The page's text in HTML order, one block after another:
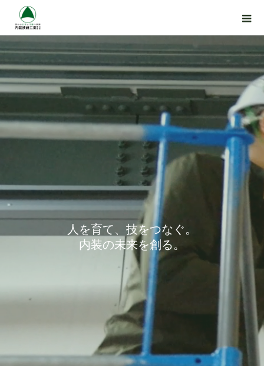
人を育て、技をつなぐ。
内装の未来を創る。